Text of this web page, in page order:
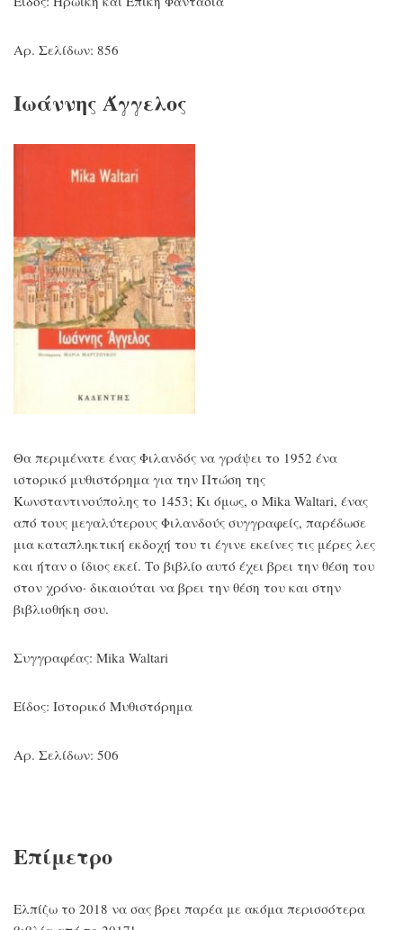
Αρ. Σελίδων: 856
Ιωάννης Άγγελος
Θα περιμένατε ένας Φιλανδός να γράψει το 1952 ένα
ιστορικό μυθιστόρημα για την Πτώση της
Κωνσταντινούπολης το 1453; Κι όμως, ο Mika Waltari, ένας
από τους μεγαλύτερους Φιλανδούς συγγραφείς, παρέδωσε
μια καταπληκτική εκδοχή του τι έγινε εκείνες τις μέρες λες
και ήταν ο ίδιος εκεί. Το βιβλίο αυτό έχει βρει την θέση του
στον χρόνο· δικαιούται να βρει την θέση του και στην
βιβλιοθήκη σου.
Συγγραφέας: Mika Waltari
Είδος: Ιστορικό Μυθιστόρημα
Αρ. Σελίδων: 506
Επίμετρο
Ελπίζω το 2018 να σας βρει παρέα με ακόμα περισσότερα